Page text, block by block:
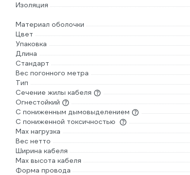
Изоляция
Материал оболочки
Цвет
Упаковка
Длина
Стандарт
Вес погонного метра
Тип
Сечение жилы кабеля
Огнестойкий
С пониженным дымовыделением
С пониженной токсичностью
Max нагрузка
Вес нетто
Ширина кабеля
Мах высота кабеля
Форма провода